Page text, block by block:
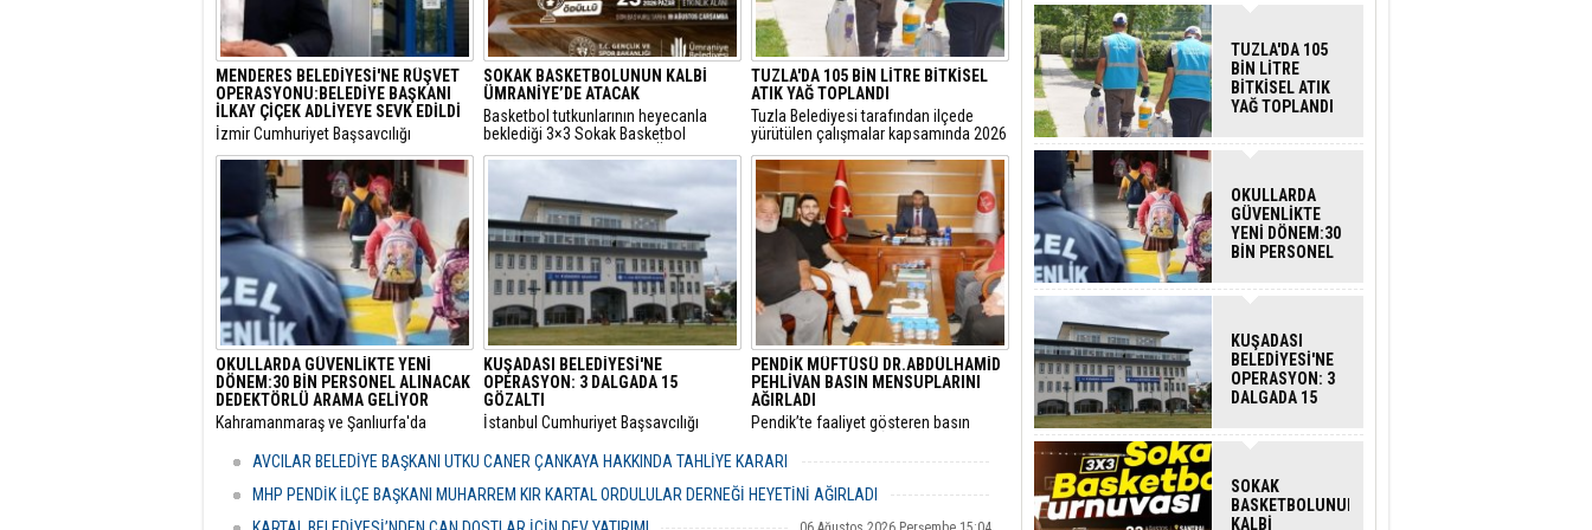
MENDERES BELEDİYESİ'NE RÜŞVET
OPERASYONU:BELEDİYE BAŞKANI
İLKAY ÇİÇEK ADLİYEYE SEVK EDİLDİ
​İzmir Cumhuriyet Başsavcılığı
tarafından yürütülen 'rüşvet' ve 'irtikap'
soruşturması kapsamında gözaltına
alınan Menderes Belediye Başkanı İlkay
Çiçek’in de aralarında bulunduğu 16
şüpheli adliyeye sevk edildi.
SOKAK BASKETBOLUNUN KALBİ
ÜMRANİYE’DE ATACAK
Basketbol tutkunlarının heyecanla
beklediği 3×3 Sokak Basketbol
Turnuvası, bu yıl 7’nci kez Ümraniye
TUZLA'DA 105 BİN LİTRE BİTKİSEL
ATIK YAĞ TOPLANDI
Tuzla Belediyesi tarafından ilçede
yürütülen çalışmalar kapsamında 2026
yılında 105 bin litre bitkisel atık yağ
toplandı.
OKULLARDA GÜVENLİKTE YENİ
DÖNEM:30 BİN PERSONEL ALINACAK
DEDEKTÖRLÜ ARAMA GELİYOR
​Kahramanmaraş ve Şanlıurfa'da
ardından eğitim kurumlarındaki
güvenlik önlemleri baştan aşağı
yenileniyor.
KUŞADASI BELEDİYESİ'NE
OPERASYON: 3 DALGADA 15
GÖZALTI
​İstanbul Cumhuriyet Başsavcılığı
"rüşvet" ve "irtikap" soruşturmasında
Kuşadası Belediyesi’ne yönelik üçüncü
dalga operasyonu düzenlendi.
PENDİK MÜFTÜSÜ DR.ABDÜLHAMİD
PEHLİVAN BASIN MENSUPLARINI
AĞIRLADI
​Pendik’te faaliyet gösteren basın
görevine başlayan Dr. Abdulhamid
yeni görevi için tebriklerini iletti.
AVCILAR BELEDİYE BAŞKANI UTKU CANER ÇANKAYA HAKKINDA TAHLİYE KARARI
06 Ağustos 2026 Perşembe 18:26
MHP PENDİK İLÇE BAŞKANI MUHARREM KIR KARTAL ORDULULAR DERNEĞİ HEYETİNİ AĞIRLADI
06 Ağustos 2026 Perşembe 17:56
TUZLA'DA 105
BİN LİTRE
BİTKİSEL ATIK
YAĞ TOPLANDI
OKULLARDA
GÜVENLİKTE
YENİ DÖNEM:30
BİN PERSONEL
DEDEKTÖRLÜ
KUŞADASI
BELEDİYESİ'NE
OPERASYON: 3
DALGADA 15
SOKAK
BASKETBOLUNUN
KALBİ